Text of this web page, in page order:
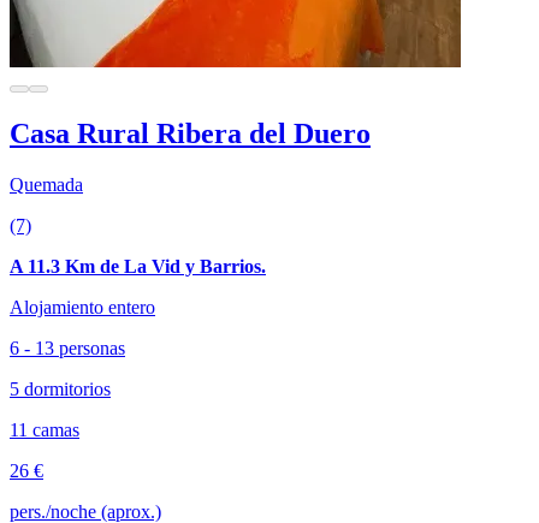
Casa Rural Ribera del Duero
Quemada
(7)
A 11.3 Km de La Vid y Barrios.
Alojamiento entero
6 - 13 personas
5 dormitorios
11 camas
26 €
pers./noche (aprox.)